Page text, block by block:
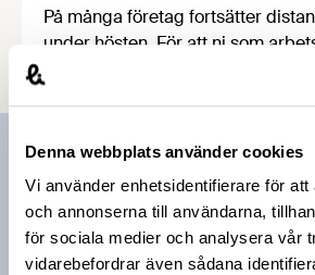
Denna webbplats använder cookies
Vi använder enhetsidentifierare för att
och annonserna till användarna,
för sociala medier och analysera vår
vidarebefordrar även sådana
På många företag fortsätter
under hösten. För att ni som
sätt ska orientera er kring detta
Prevents sammanställda tips och
Näringsliv. För direkta frågor och
Livsmedelsföretagen alltid
arbetsmiljöexpert Heléne Eklöf.
Prenumerera på vårt
Vårt nyhetsbrev kommer ut 3-4
riktar sig till alla med ett intresse för
livsmedelsföretagande och den